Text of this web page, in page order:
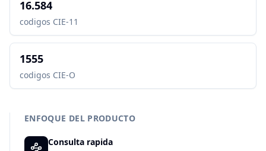
16.584
codigos CIE-11
1555
codigos CIE-O
ENFOQUE DEL PRODUCTO
Consulta rapida